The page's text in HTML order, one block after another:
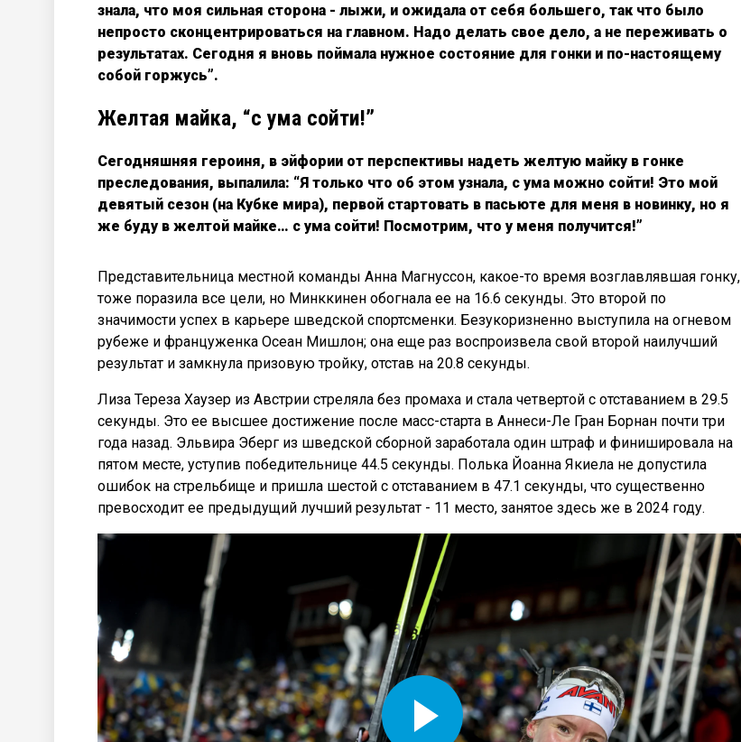
знала, что моя сильная сторона - лыжи, и ожидала от себя большего, так что было
непросто сконцентрироваться на главном. Надо делать свое дело, а не переживать о
результатах. Сегодня я вновь поймала нужное состояние для гонки и по-настоящему
собой горжусь”.
Желтая майка, “с ума сойти!”
Сегодняшняя героиня, в эйфории от перспективы надеть желтую майку в гонке
преследования, выпалила: “Я только что об этом узнала, с ума можно сойти! Это мой
девятый сезон (на Кубке мира), первой стартовать в пасьюте для меня в новинку, но я
же буду в желтой майке… с ума сойти! Посмотрим, что у меня получится!”
Представительница местной команды Анна Магнуссон, какое-то время возглавлявшая гонку,
тоже поразила все цели, но Минккинен обогнала ее на 16.6 секунды. Это второй по
значимости успех в карьере шведской спортсменки. Безукоризненно выступила на огневом
рубеже и француженка Осеан Мишлон; она еще раз воспроизвела свой второй наилучший
результат и замкнула призовую тройку, отстав на 20.8 секунды.
Лиза Тереза Хаузер из Австрии стреляла без промаха и стала четвертой с отставанием в 29.5
секунды. Это ее высшее достижение после масс-старта в Аннеси-Ле Гран Борнан почти три
года назад. Эльвира Эберг из шведской сборной заработала один штраф и финишировала на
пятом месте, уступив победительнице 44.5 секунды. Полька Йоанна Якиела не допустила
ошибок на стрельбище и пришла шестой с отставанием в 47.1 секунды, что существенно
превосходит ее предыдущий лучший результат - 11 место, занятое здесь же в 2024 году.